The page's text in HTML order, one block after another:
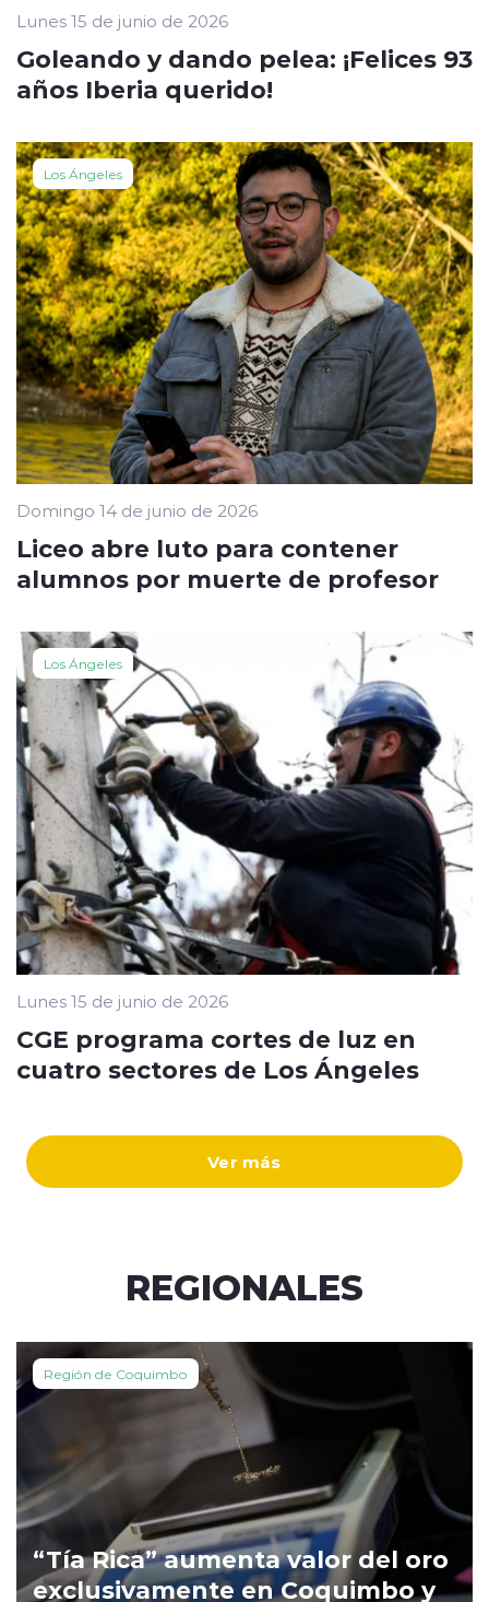
Ver más
Lunes 15 de junio de 2026
Goleando y dando pelea: ¡Felices 93
años Iberia querido!
Los Ángeles
Domingo 14 de junio de 2026
Liceo abre luto para contener
alumnos por muerte de profesor
Los Ángeles
Lunes 15 de junio de 2026
CGE programa cortes de luz en
cuatro sectores de Los Ángeles
REGIONALES
Región de Coquimbo
“Tía Rica” aumenta valor del oro
exclusivamente en Coquimbo y